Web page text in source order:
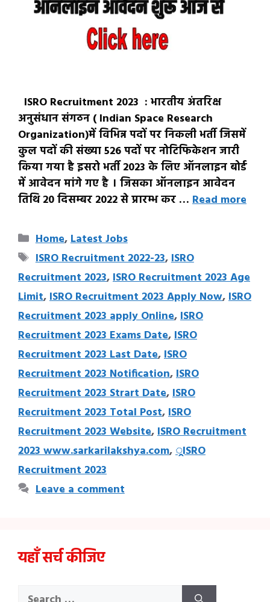
ISRO Recruitment 2023 : भारतीय अंतरिक्ष
अनुसंधान संगठन ( Indian Space Research
Organization)में विभिन्न पदों पर निकली भर्ती जिसमें
कुल पदों की संख्या 526 पदों पर नोटिफिकेशन जारी
किया गया है इसरो भर्ती 2023 के लिए ऑनलाइन बोर्ड
में आवेदन मांगे गए है । जिसका ऑनलाइन आवेदन
तिथि 20 दिसम्बर 2022 से प्रारम्भ कर … Read more
Categories
Home,Latest Jobs
Tags
ISRO Recruitment 2022-23,ISRO
Recruitment 2023,ISRO Recruitment 2023 Age
Limit,ISRO Recruitment 2023 Apply Now,ISRO
Recruitment 2023 apply Online,ISRO
Recruitment 2023 Exams Date,ISRO
Recruitment 2023 Last Date,ISRO
Recruitment 2023 Notification,ISRO
Recruitment 2023 Strart Date,ISRO
Recruitment 2023 Total Post,ISRO
Recruitment 2023 Website,ISRO Recruitment
2023 www.sarkarilakshya.com,्रISRO
Recruitment 2023
Leave a comment
यहाँ सर्च कीजिए
Search